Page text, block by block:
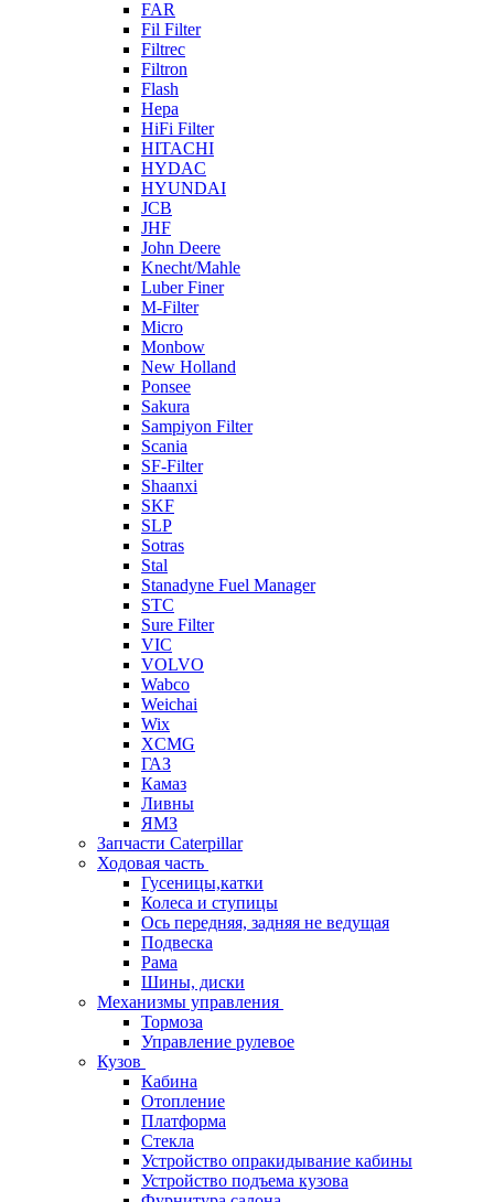
FAR
Fil Filter
Filtrec
Filtron
Flash
Hepa
HiFi Filter
HITACHI
HYDAC
HYUNDAI
JCB
JHF
John Deere
Knecht/Mahle
Luber Finer
M-Filter
Micro
Monbow
New Holland
Ponsee
Sakura
Sampiyon Filter
Scania
SF-Filter
Shaanxi
SKF
SLP
Sotras
Stal
Stanadyne Fuel Manager
STC
Sure Filter
VIC
VOLVO
Wabco
Weichai
Wix
XCMG
ГАЗ
Камаз
Ливны
ЯМЗ
Запчасти Caterpillar
Ходовая часть
Гусеницы,катки
Колеса и ступицы
Ось передняя, задняя не ведущая
Подвеска
Рама
Шины, диски
Механизмы управления
Тормоза
Управление рулевое
Кузов
Кабина
Отопление
Платформа
Стекла
Устройство опракидывание кабины
Устройство подъема кузова